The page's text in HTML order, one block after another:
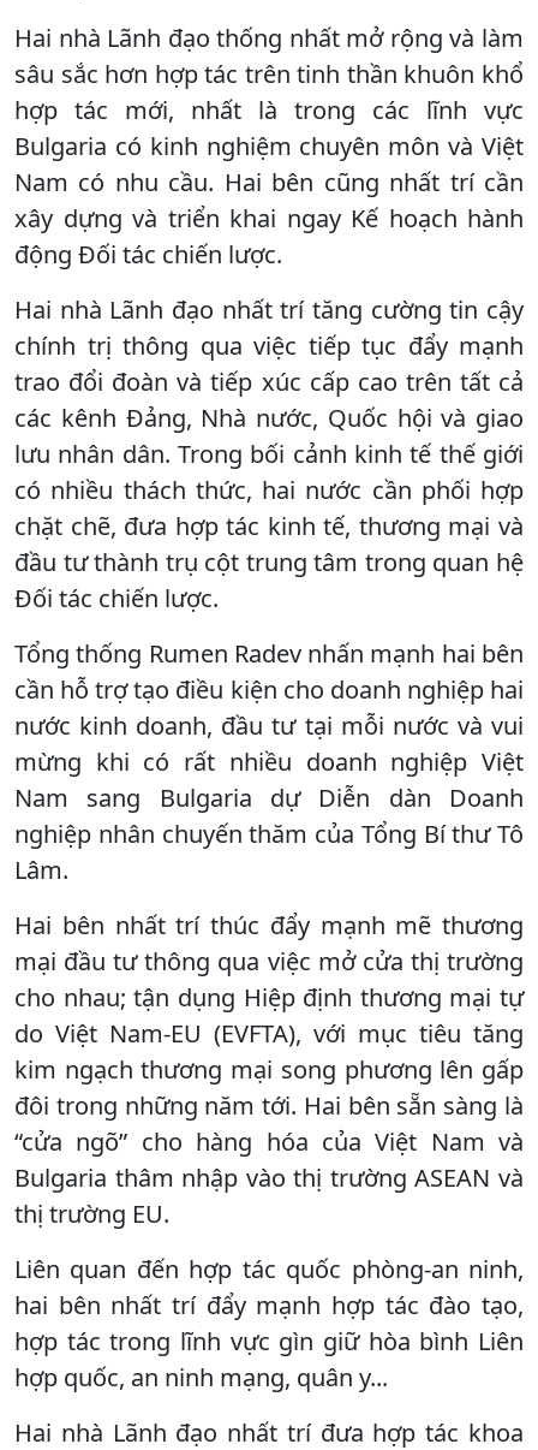
Hai nhà Lãnh đạo thống nhất mở rộng và làm
sâu sắc hơn hợp tác trên tinh thần khuôn khổ
hợp tác mới, nhất là trong các lĩnh vực
Bulgaria có kinh nghiệm chuyên môn và Việt
Nam có nhu cầu. Hai bên cũng nhất trí cần
xây dựng và triển khai ngay Kế hoạch hành
động Đối tác chiến lược.
Hai nhà Lãnh đạo nhất trí tăng cường tin cậy
chính trị thông qua việc tiếp tục đẩy mạnh
trao đổi đoàn và tiếp xúc cấp cao trên tất cả
các kênh Đảng, Nhà nước, Quốc hội và giao
lưu nhân dân. Trong bối cảnh kinh tế thế giới
có nhiều thách thức, hai nước cần phối hợp
chặt chẽ, đưa hợp tác kinh tế, thương mại và
đầu tư thành trụ cột trung tâm trong quan hệ
Đối tác chiến lược.
Tổng thống Rumen Radev nhấn mạnh hai bên
cần hỗ trợ tạo điều kiện cho doanh nghiệp hai
nước kinh doanh, đầu tư tại mỗi nước và vui
mừng khi có rất nhiều doanh nghiệp Việt
Nam sang Bulgaria dự Diễn dàn Doanh
nghiệp nhân chuyến thăm của Tổng Bí thư Tô
Lâm.
Hai bên nhất trí thúc đẩy mạnh mẽ thương
mại đầu tư thông qua việc mở cửa thị trường
cho nhau; tận dụng Hiệp định thương mại tự
do Việt Nam-EU (EVFTA), với mục tiêu tăng
kim ngạch thương mại song phương lên gấp
đôi trong những năm tới. Hai bên sẵn sàng là
“cửa ngõ” cho hàng hóa của Việt Nam và
Bulgaria thâm nhập vào thị trường ASEAN và
thị trường EU.
Liên quan đến hợp tác quốc phòng-an ninh,
hai bên nhất trí đẩy mạnh hợp tác đào tạo,
hợp tác trong lĩnh vực gìn giữ hòa bình Liên
hợp quốc, an ninh mạng, quân y...
Hai nhà Lãnh đạo nhất trí đưa hợp tác khoa